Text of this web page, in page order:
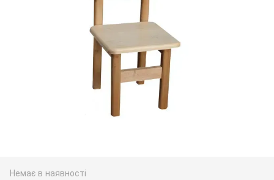
Немає в наявності